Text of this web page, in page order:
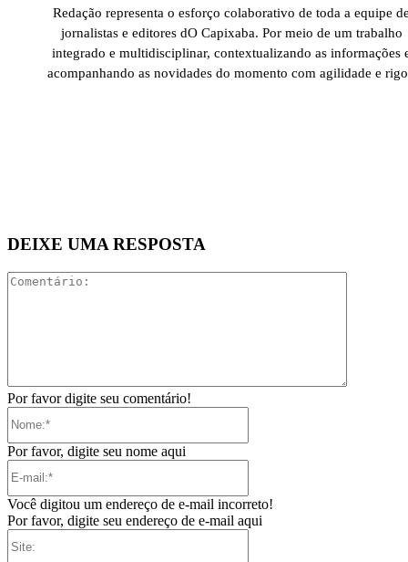
Redação representa o esforço colaborativo de toda a equipe
jornalistas e editores dO Capixaba. Por meio de um trabalho
integrado e multidisciplinar, contextualizando as informações
acompanhando as novidades do momento com agilidade e
DEIXE UMA RESPOSTA
Por favor digite seu comentário!
Por favor, digite seu nome aqui
Você digitou um endereço de e-mail incorreto!
Por favor, digite seu endereço de e-mail aqui